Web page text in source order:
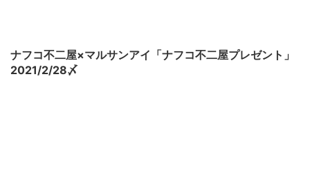
ナフコ不二屋×マルサンアイ「ナフコ不二屋プレゼント」
2021/2/28〆